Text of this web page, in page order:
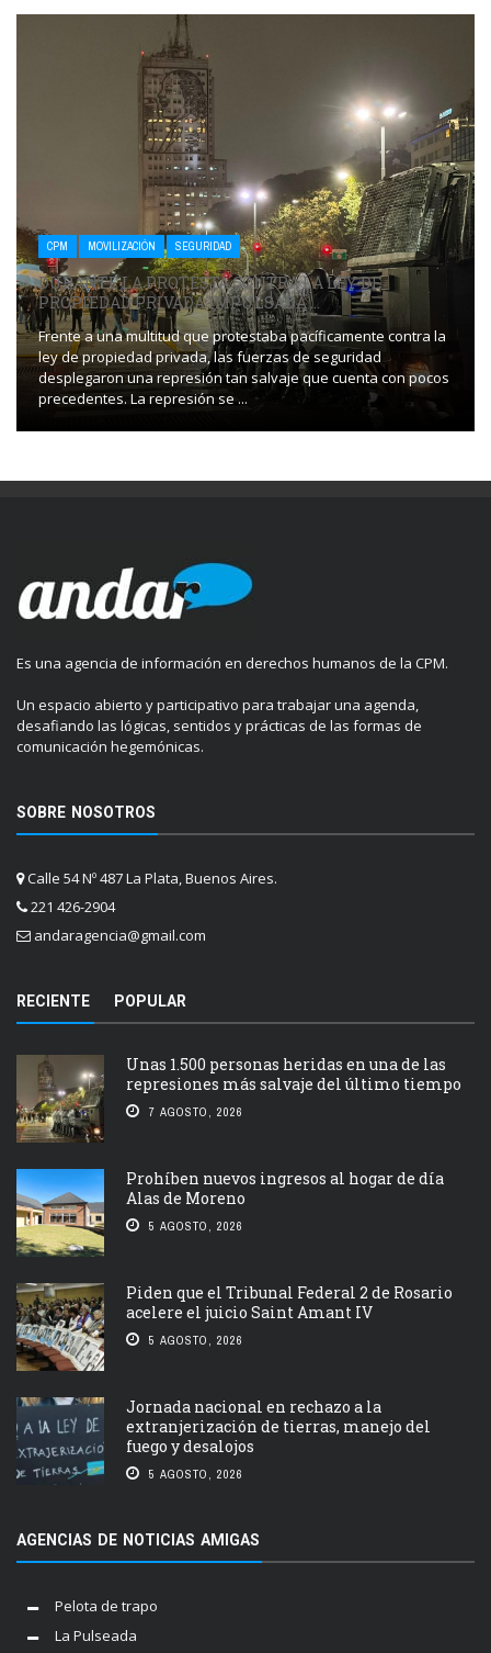
CPM MOVILIZACIÓN SEGURIDAD
DURANTE LA PROTESTA CONTRA LA LEY DE
PROPIEDAD PRIVADA IMPULSADA ...
Frente a una multitud que protestaba pacíficamente contra la
ley de propiedad privada, las fuerzas de seguridad
desplegaron una represión tan salvaje que cuenta con pocos
precedentes. La represión se ...
Es una agencia de información en derechos humanos de la CPM.
Un espacio abierto y participativo para trabajar una agenda,
desafiando las lógicas, sentidos y prácticas de las formas de
comunicación hegemónicas.
SOBRE NOSOTROS
Calle 54 Nº 487 La Plata, Buenos Aires.
221 426-2904
andaragencia@gmail.com
RECIENTE POPULAR
Unas 1.500 personas heridas en una de las
represiones más salvaje del último tiempo
7 AGOSTO, 2026
Prohíben nuevos ingresos al hogar de día
Alas de Moreno
5 AGOSTO, 2026
Piden que el Tribunal Federal 2 de Rosario
acelere el juicio Saint Amant IV
5 AGOSTO, 2026
Jornada nacional en rechazo a la
extranjerización de tierras, manejo del
fuego y desalojos
5 AGOSTO, 2026
AGENCIAS DE NOTICIAS AMIGAS
Pelota de trapo
La Pulseada